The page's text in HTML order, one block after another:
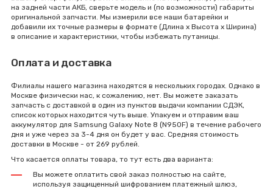
на задней части АКБ, сверьте модель и (по возможности) габариты
оригинальной запчасти. Мы измерили все наши батарейки и
добавили их точные размеры в формате (Длина x Высота x Ширина)
в описание и характеристики, чтобы избежать путаницы.
Оплата и доставка
Филиалы нашего магазина находятся в нескольких городах. Однако в
Москве физически нас, к сожалению, нет. Вы можете заказать
запчасть с доставкой в один из пунктов выдачи компании СДЭК,
список которых находится чуть выше. Упакуем и отправим ваш
аккумулятор для Samsung Galaxy Note 8 (N950F) в течение рабочего
дня и уже через за 3-4 дня он будет у вас. Средняя стоимость
доставки в Москве - от 269 рублей.
Что касается оплаты товара, то тут есть два варианта:
Вы можете оплатить свой заказ полностью на сайте,
используя защищенный шифрованием платежный шлюз,